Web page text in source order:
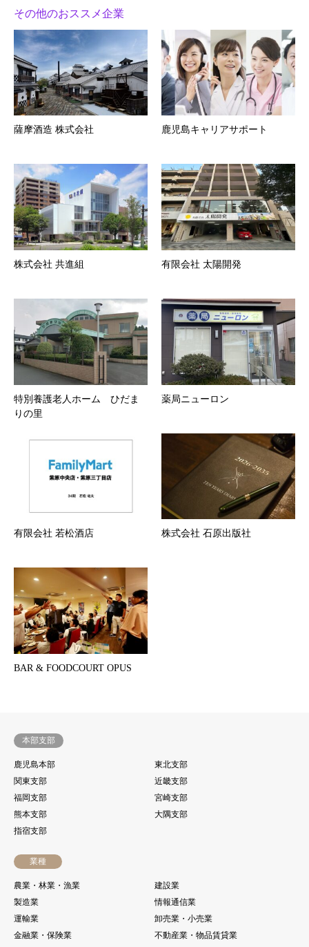
その他のおススメ企業
薩摩酒造 株式会社 鹿児島キャリアサポート
株式会社 共進組 有限会社 太陽開発
特別養護老人ホーム ひだま
りの里
薬局ニューロン
有限会社 若松酒店 株式会社 石原出版社
BAR & FOODCOURT OPUS
本部支部
鹿児島本部
東北支部
関東支部
近畿支部
福岡支部
宮崎支部
熊本支部
大隅支部
指宿支部
業種
農業・林業・漁業
建設業
製造業
情報通信業
運輸業
卸売業・小売業
金融業・保険業
不動産業・物品賃貸業